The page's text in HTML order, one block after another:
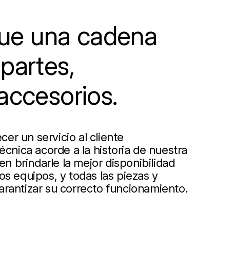
una cadena
un servicio al cliente
acorde a la historia de nuestra
brindarle la mejor disponibilidad
equipos, y todas las piezas y
su correcto funcionamiento.